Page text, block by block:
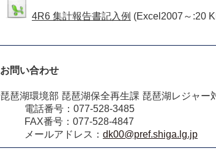
4R6 集計報告書記入例 (Excel2007～:20
お問い合わせ
琵琶湖環境部 琵琶湖保全再生課 琵琶湖レジャー
電話番号：077-528-3485
FAX番号：077-528-4847
メールアドレス： dk00@pref.shiga.lg.jp